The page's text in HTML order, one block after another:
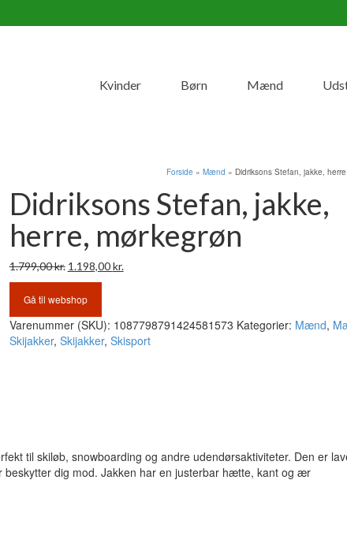
Kvinder Børn Mænd
Forside » Mænd » Didriksons Stefan, jakke,
Didriksons Stefan, jakke,
herre, mørkegrøn
1.799,00kr. Den
oprindelige
pris
1.799,00 kr..
1.198,00kr.
1.198,00 kr..
Gå til webshop
Varenummer (SKU): 1087798791424581573 Kategorier: Mænd,
Skijakker, Skijakker, Skisport
til skiløb, snowboarding og andre udendørsaktiviteter. Den er
dig mod. Jakken har en justerbar hætte, kant og ær